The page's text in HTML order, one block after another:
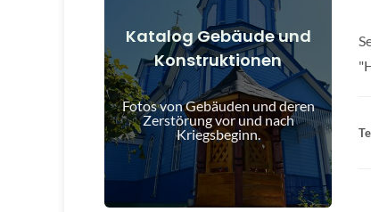
Katalog Gebäude und
Konstruktionen
Fotos von Gebäuden und deren
Zerstörung vor und nach
Kriegsbeginn.
Gebäude, Bauwerke, Objekte vor
und nach Kriegsbeginn
Details anzeigen